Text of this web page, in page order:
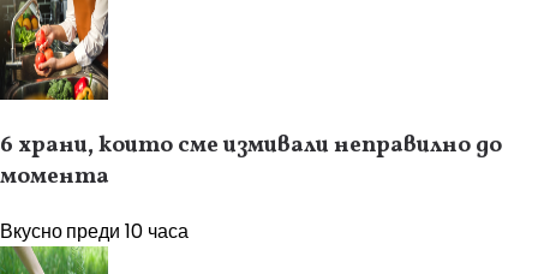
6 храни, които сме измивали неправилно до
момента
Вкуснопреди 10 часа